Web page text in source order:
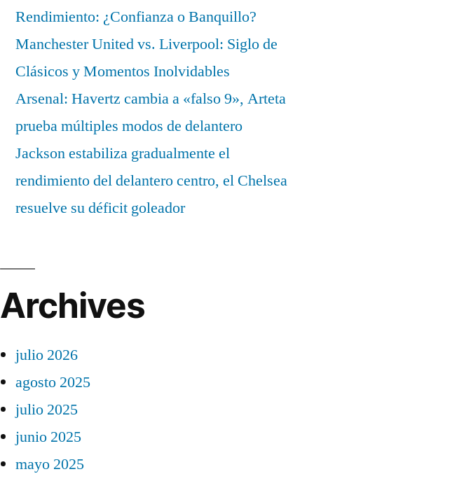
Rendimiento: ¿Confianza o Banquillo?
Manchester United vs. Liverpool: Siglo de
Clásicos y Momentos Inolvidables
Arsenal: Havertz cambia a «falso 9», Arteta
prueba múltiples modos de delantero
Jackson estabiliza gradualmente el
rendimiento del delantero centro, el Chelsea
resuelve su déficit goleador
Archives
julio 2026
agosto 2025
julio 2025
junio 2025
mayo 2025